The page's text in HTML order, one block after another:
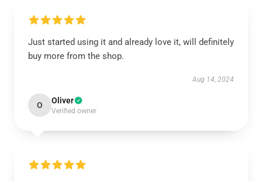
Just started using it and already love it, will definitely
buy more from the shop.
Aug 14, 2024
O Oliver
Verified owner